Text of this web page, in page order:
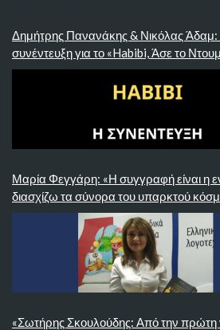
Δημήτρης Πανανάκης & Νικόλας Άδαμ:
συνέντευξη για το «Habibi, Άσε το
Μαρία Φεγγάρη: «Η συγγραφή είναι η
διασχίζω τα σύνορα του υπαρκτού
«Σωτήρης Σκουλούδης: Από την πρώτη